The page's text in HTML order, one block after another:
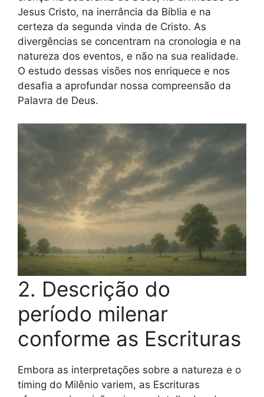
Jesus Cristo, na inerrância da Bíblia e na
certeza da segunda vinda de Cristo. As
divergências se concentram na cronologia e na
natureza dos eventos, e não na sua realidade.
O estudo dessas visões nos enriquece e nos
desafia a aprofundar nossa compreensão da
Palavra de Deus.
2. Descrição do
período milenar
conforme as Escrituras
Embora as interpretações sobre a natureza e o
timing do Milênio variem, as Escrituras